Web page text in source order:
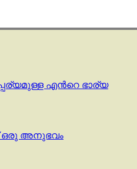
എന്‍റെ ഭാര്യ
ഒരു അനുഭവം